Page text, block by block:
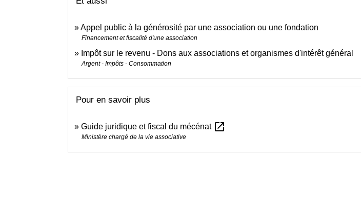
Appel public à la générosité par une association ou une fondation
Financement et fiscalité d'une association
Impôt sur le revenu - Dons aux associations et organismes d'intérêt général
Argent - Impôts - Consommation
Pour en savoir plus
Guide juridique et fiscal du mécénat open_in_new
Ministère chargé de la vie associative